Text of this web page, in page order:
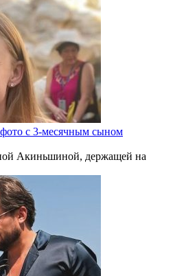
с 3-месячным сыном
Акиньшиной, держащей на